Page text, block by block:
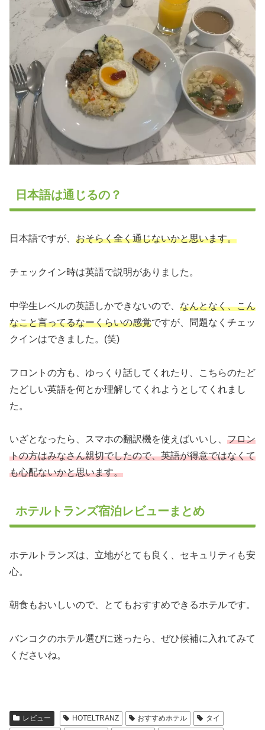
日本語は通じるの？
日本語ですが、 おそらく全く通じないかと思います。
チェックイン時は英語で説明がありました。
中学生レベルの英語しかできないので、 なんとなく、こん
なこと言ってるなーくらいの感覚ですが、問題なくチェッ
クインはできました。(笑)
フロントの方も、ゆっくり話してくれたり、こちらのたど
たどしい英語を何とか理解してくれようとしてくれまし
た。
いざとなったら、スマホの翻訳機を使えばいいし、 フロン
トの方はみなさん親切でしたので、英語が得意ではなくて
も心配ないかと思います。
ホテルトランズ宿泊レビューまとめ
ホテルトランズは、立地がとても良く、セキュリティも安
心。
朝食もおいしいので、とてもおすすめできるホテルです。
バンコクのホテル選びに迷ったら、ぜひ候補に入れてみて
くださいね。
レビュー HOTELTRANZ おすすめホテル タイ